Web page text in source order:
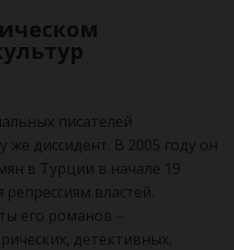
писателей
же диссидент. В 2005 году он
в Турции в начале 19
репрессиям властей.
его романов –
детективных,